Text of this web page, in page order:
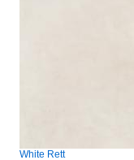
White Rett